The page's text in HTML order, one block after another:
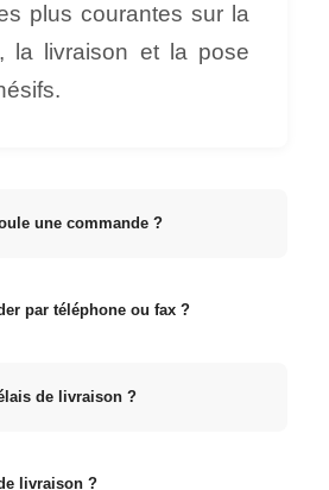
plus courantes sur la
la livraison et la pose
une commande ?
par téléphone ou fax ?
de livraison ?
livraison ?